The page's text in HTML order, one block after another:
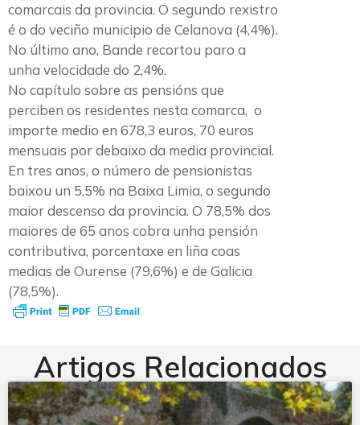
comarcais da provincia. O segundo rexistro
é o do veciño municipio de Celanova (4,4%).
No último ano, Bande recortou paro a
unha velocidade do 2,4%.
No capítulo sobre as pensións que
perciben os residentes nesta comarca, o
importe medio en 678,3 euros, 70 euros
mensuais por debaixo da media provincial.
En tres anos, o número de pensionistas
baixou un 5,5% na Baixa Limia, o segundo
maior descenso da provincia. O 78,5% dos
maiores de 65 anos cobra unha pensión
contributiva, porcentaxe en liña coas
medias de Ourense (79,6%) e de Galicia
(78,5%).
Artigos Relacionados